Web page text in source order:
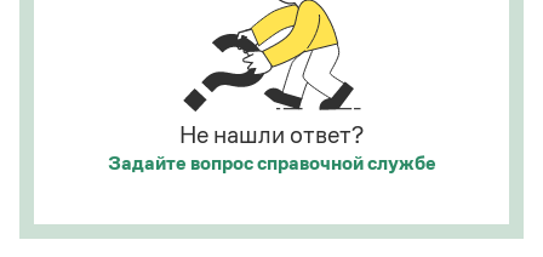
развесили разные географические карты
(И. С. Тургенев. Бретер). И эти карты, безусловно,
Не нашли ответ?
Задайте вопроссправочной службе